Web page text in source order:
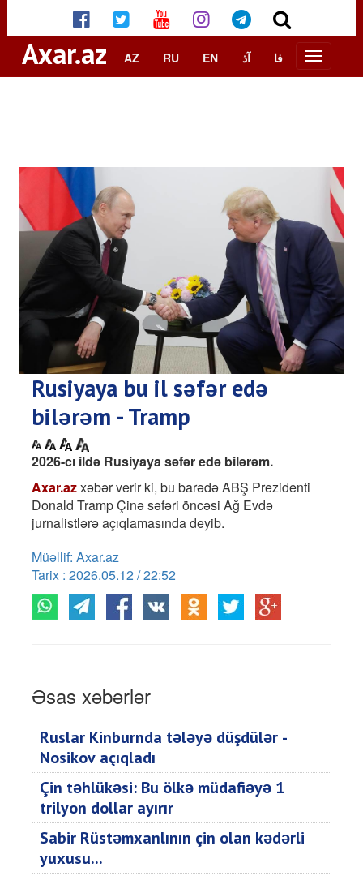
Axar.az AZ RU EN آذ فا
Rusiyaya bu il səfər edə
bilərəm - Tramp
2026-cı ildə Rusiyaya səfər edə bilərəm.
Axar.azxəbər verir ki, bu barədə ABŞ Prezidenti
Donald Tramp Çinə səfəri öncəsi Ağ Evdə
jurnalistlərə açıqlamasında deyib.
Müəllif: Axar.az
Tarix : 2026.05.12 / 22:52
Əsas xəbərlər
Ruslar Kinburnda tələyə düşdülər -
Nosikov açıqladı
Çin təhlükəsi: Bu ölkə müdafiəyə 1
trilyon dollar ayırır
Sabir Rüstəmxanlının çin olan kədərli
yuxusu...